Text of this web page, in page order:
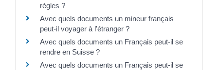
règles ?
Avec quels documents un mineur français
peut-il voyager à l'étranger ?
Avec quels documents un Français peut-il se
rendre en Suisse ?
Avec quels documents un Français peut-il se